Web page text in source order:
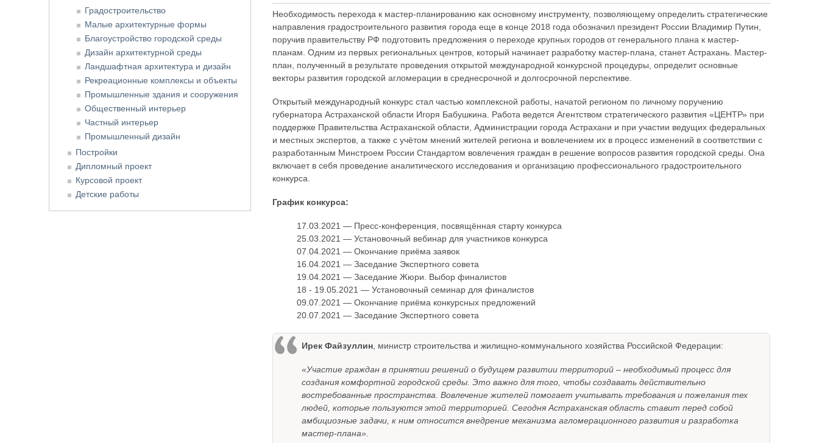
Необходимость перехода к мастер-планированию как основному инструменту, позволяющему определить стратегические
направления градостроительного развития города еще в конце 2018 года обозначил президент России Владимир Путин,
поручив правительству РФ подготовить предложения о переходе крупных городов от генерального плана к мастер-
планам. Одним из первых региональных центров, который начинает разработку мастер-плана, станет Астрахань. Мастер-
план, полученный в результате проведения открытой международной конкурсной процедуры, определит основные
векторы развития городской агломерации в среднесрочной и долгосрочной перспективе.
Открытый международный конкурс стал частью комплексной работы, начатой регионом по личному поручению
губернатора Астраханской области Игоря Бабушкина. Работа ведется Агентством стратегического развития «ЦЕНТР» при
поддержке Правительства Астраханской области, Администрации города Астрахани и при участии ведущих федеральных
и местных экспертов, а также с учётом мнений жителей региона и вовлечением их в процесс изменений в соответствии с
разработанным Минстроем России Стандартом вовлечения граждан в решение вопросов развития городской среды. Она
включает в себя проведение аналитического исследования и организацию профессионального градостроительного
конкурса.
График конкурса:
17.03.2021 — Пресс-конференция, посвящённая старту конкурса
25.03.2021 — Установочный вебинар для участников конкурса
07.04.2021 — Окончание приёма заявок
16.04.2021 — Заседание Экспертного совета
19.04.2021 — Заседание Жюри. Выбор финалистов
18 - 19.05.2021 — Установочный семинар для финалистов
09.07.2021 — Окончание приёма конкурсных предложений
20.07.2021 — Заседание Экспертного совета
Ирек Файзуллин , министр строительства и жилищно-коммунального хозяйства Российской Федерации:
«Участие граждан в принятии решений о будущем развитии территорий – необходимый процесс для
создания комфортной городской среды. Это важно для того, чтобы создавать действительно
востребованные пространства. Вовлечение жителей помогает учитывать требования и пожелания тех
людей, которые пользуются этой территорией. Сегодня Астраханская область ставит перед собой
амбициозные задачи, к ним относится внедрение механизма агломерационного развития и разработка
мастер-плана».
Градостроительство
Малые архитектурные формы
Благоустройство городской среды
Дизайн архитектурной среды
Ландшафтная архитектура и дизайн
Рекреационные комплексы и объекты
Промышленные здания и сооружения
Общественный интерьер
Частный интерьер
Промышленный дизайн
Постройки
Дипломный проект
Курсовой проект
Детские работы